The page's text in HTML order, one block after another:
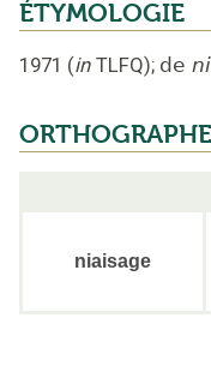
ÉTYMOLOGIE
1971 (in TLFQ); de
ORTHOGRAPHE
niaisage